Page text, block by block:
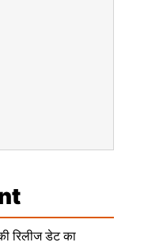
रिलीज डेट का